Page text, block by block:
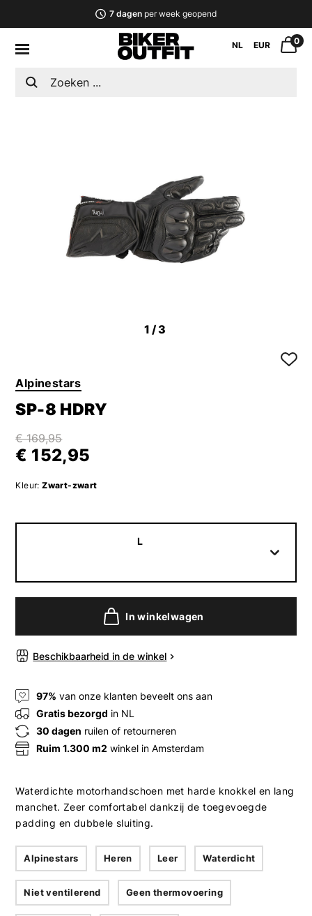
7 dagenper week geopend
NL EUR 0
1 /3
Alpinestars
SP-8 HDRY
€ 169,95
€ 152,95
Kleur: Zwart-zwart
L
In winkelwagen
Beschikbaarheid in de winkel
97% van onze klanten beveelt ons aan
Gratis bezorgd in NL
30 dagen ruilen of retourneren
Ruim 1.300 m2 winkel in Amsterdam
Waterdichte motorhandschoen met harde knokkel en lang
manchet. Zeer comfortabel dankzij de toegevoegde
padding en dubbele sluiting.
Alpinestars Heren Leer Waterdicht
Niet ventilerend Geen thermovoering